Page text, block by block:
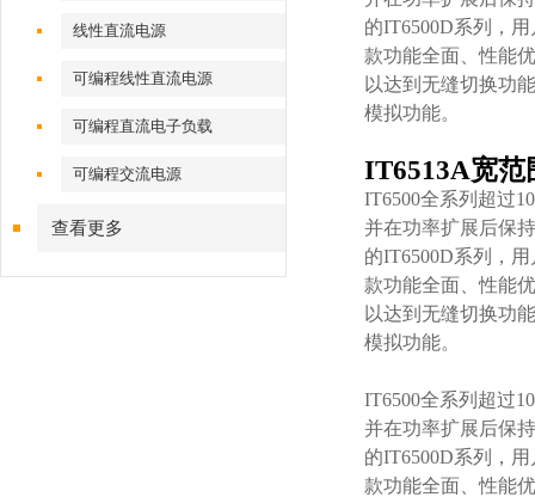
线性直流电源
可编程线性直流电源
可编程直流电子负载
可编程交流电源
查看更多
的IT6500D系列，
款功能全面、性能
以达到无缝切换功
模拟功能。
IT6513A宽范
IT6500全系列超过
并在功率扩展后保
的IT6500D系列，
款功能全面、性能
以达到无缝切换功
模拟功能。
IT6500全系列超过
并在功率扩展后保
的IT6500D系列，
款功能全面、性能